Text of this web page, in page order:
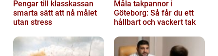
Pengar till klasskassan
smarta sätt att nå målet
utan stress
Måla takpannor i
Göteborg: Så får du ett
hållbart och vackert tak